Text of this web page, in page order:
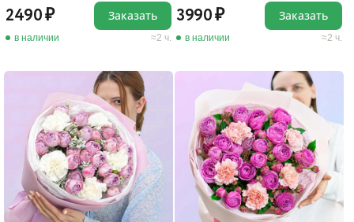
2490
в наличии 2 ч.
Заказать 3990
в наличии 2 ч.
Заказать